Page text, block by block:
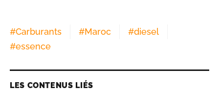
#Carburants #Maroc #diesel
#essence
LES CONTENUS LIÉS